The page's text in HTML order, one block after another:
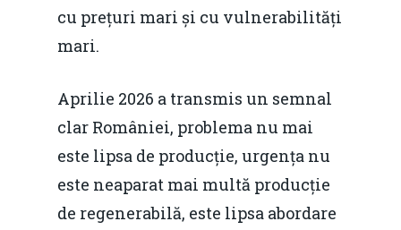
cu prețuri mari și cu vulnerabilități
mari.
Aprilie 2026 a transmis un semnal
clar României, problema nu mai
este lipsa de producție, urgența nu
este neaparat mai multă producție
de regenerabilă, este lipsa abordare